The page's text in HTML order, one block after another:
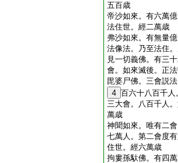
五百歳
帝沙如來。有六萬
法住世。經二萬歳
弗沙如來。有無量
法像法。乃至法住
見一切義佛。有三
會。如來滅後。正
毘婆尸佛。三會説
4 百六十八百千
三大會。八百千人
萬歳
神聞如來。唯有二
七萬人。第二會度
住世。經六萬歳
拘婁孫馱佛。有四